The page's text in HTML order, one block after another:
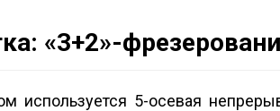
«3+2»-
5-осевая